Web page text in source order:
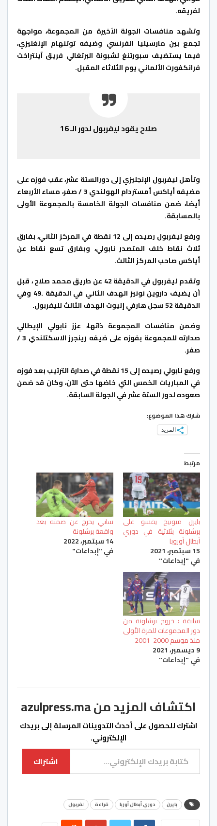
لفريقه.
وتشهد منافسات الجولة الأخيرة من المجموعة، مواجهة
تجمع بين مارسيليا الفرنسي وضيفه توتنهام الإنغليزي،
فيما يستضيف سبورتنغ لشبونة البرتغالي فريق آينتراخت
فرانكفورت الألماني يوم الثلاثاء المقبل.
صلاح يقود ليفربول لدور الـ 16
وتأهل ليفربول الإنجليزي إلى دورالستة عشر، عقب فوزه على
مضيفه أياكس أمستردام الهولندي 3 / صفر، مساء الأربعاء
أيضا، ضمن منافسات الجولة الخامسة بالمجموعة الأولى
بالمسابقة.
ورفع ليفربول رصيده إلى 12 نقطة في المركز الثاني، بفارق
ثلاث نقاط خلف المتصدر نابولي، وبفارق تسع نقاط عن
أياكس صاحب المركز الثالث.
وتقدم ليفربول في الدقيقة 42 عن طريق محمد صلاح ، قبل
أن يضيف داروين نونيز الهدف الثاني في الدقيقة .49 وفي
الدقيقة 52 سجل هارفي إليوت الهدف الثالث لليفربول.
وضمن منافسات المجموعة ذاتها، عزز نابولي الإيطالي
صدارته للمجموعة بفوزه على ضيفه رينجرز الاسكتلندي 3 /
صفر.
ورفع نابولي رصيده إلى 15 نقطة في صدارة الترتيب بعد فوزه
في المباريات الخمس التي خاضها حتى الآن، وكان قد ضمن
صعوده لدور الستة عشر في الجولة السابقة.
شارك هذا الموضوع:
المزيد
مرتبط
بايرن ميونيخ يقسو على
برشلونة بثلاثية في دوري
أبطال أوروبا
15 سبتمبر، 2021
في "إبداعات"
ساني يخرج عن صمته بعد
واقعة برشلونة
14 سبتمبر، 2022
في "إبداعات"
سابقة : خروج برشلونة من
دور المجموعات للمرة الأولى
منذ موسم 2000-2001
9 ديسمبر، 2021
في "إبداعات"
اكتشاف المزيد من azulpress.ma
اشترك للحصول على أحدث التدوينات المرسلة إلى بريدك
الإلكتروني.
كتابة بريدك الإلكتروني...
اشتراك
بايرن دوري أبطال أوربا قراءة لفربول